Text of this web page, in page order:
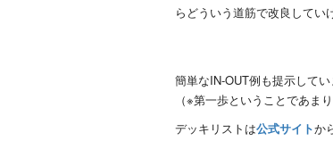
らどういう道筋で改良してい
簡単なIN-OUT例も提示して
（※第一歩ということであま
デッキリストは公式サイトか